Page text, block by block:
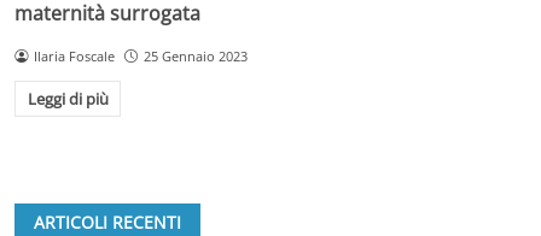
maternità surrogata
Ilaria Foscale 25 Gennaio 2023
Leggi di più
ARTICOLI RECENTI